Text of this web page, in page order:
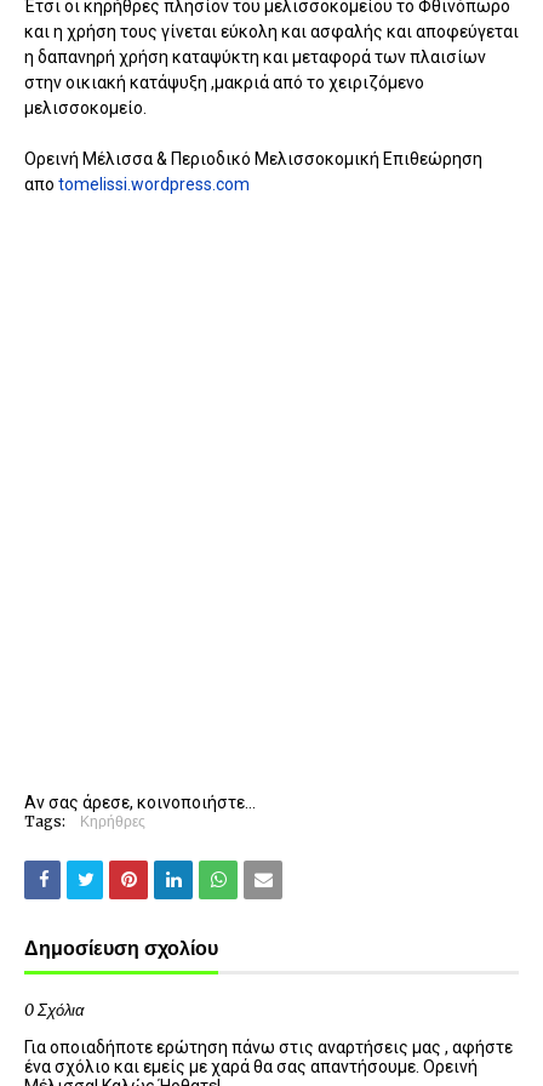
Έτσι οι κηρήθρες πλησίον του μελισσοκομείου το Φθινόπωρο
και η χρήση τους γίνεται εύκολη και ασφαλής και αποφεύγεται
η δαπανηρή χρήση καταψύκτη και μεταφορά των πλαισίων
στην οικιακή κατάψυξη ,μακριά από το χειριζόμενο
μελισσοκομείο.
Ορεινή Μέλισσα & Περιοδικό Μελισσοκομική Επιθεώρηση
απο tomelissi.wordpress.com
Αν σας άρεσε, κοινοποιήστε...
Tags: Κηρήθρες
Δημοσίευση σχολίου
0 Σχόλια
Για οποιαδήποτε ερώτηση πάνω στις αναρτήσεις μας , αφήστε
ένα σχόλιο και εμείς με χαρά θα σας απαντήσουμε. Ορεινή